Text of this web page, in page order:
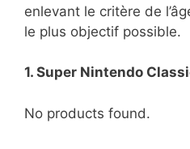
enlevant le critère de
le plus objectif possible.
1. Super Nintendo
No products found.